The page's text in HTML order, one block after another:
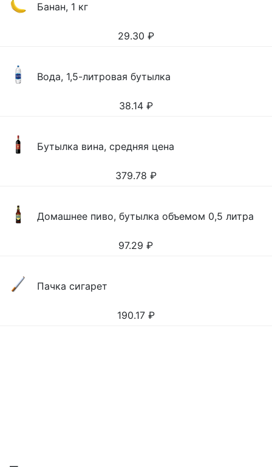
Банан, 1 кг
29.30 ₽
Вода, 1,5-литровая бутылка
38.14 ₽
Бутылка вина, средняя цена
379.78 ₽
Домашнее пиво, бутылка объемом 0,5 литра
97.29 ₽
Пачка сигарет
190.17 ₽